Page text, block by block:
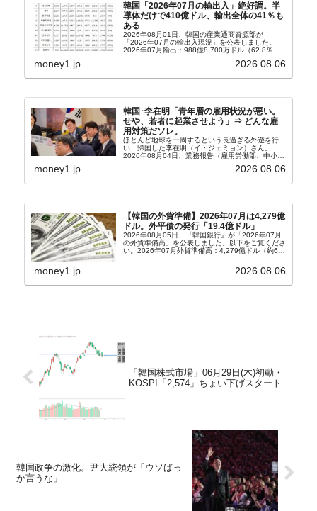
韓国「2026年07月の輸出入」絶好調。半
導体だけで410億ドル、輸出全体の41％も
ある
2026年08月01日、韓国の産業通商資源部が
「2026年07月の輸出入現況」を公表しました。
2026年07月輸出：988億8,700万ドル（62.8％）
money1.jp 2026.08.06
韓国･李在明「青年層の雇用状況が悪い。
せや、若者に起業させよう」⇒ どんな雇
用対策だソレ。
ほとんど地球を一周するという長過ぎる外遊を行
い、帰国した李在明（イ・ジェミョン）さん。
2026年08月04日、業務報告（雇用労働部、中小ベ
上、韓国大統領に成りおおせた李在明（イ・ジェミ
money1.jp 2026.08.06
【韓国の外貨準備】2026年07月は4,279億
ドル。外平債の発行「19.4億ドル」
2026年08月05日、『韓国銀行』が「2026年07月
の外貨準備高」を公表しました。以下をご覧くださ
い。2026年07月外貨準備高：4,279億ドル（約67
money1.jp 2026.08.06
「韓国株式市場」06月29日(木)初動・
KOSPI「2,574」ちょい下げスタート
韓国政争の激化。尹大統領が「ウソばっ
か言うな」